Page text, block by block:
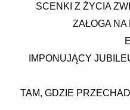
SCENKI Z ŻYCIA
ZAŁOGA
IMPONUJĄCY
TAM, GDZIE